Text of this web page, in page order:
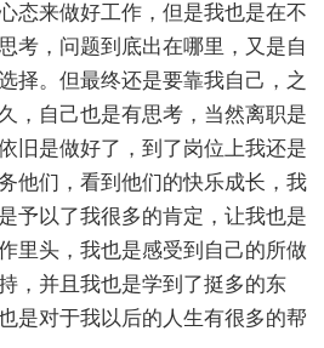
态来做好工作，但是我也是在不
考，问题到底出在哪里，又是自
择。但最终还是要靠我自己，之
，自己也是有思考，当然离职是
旧是做好了，到了岗位上我还是
他们，看到他们的快乐成长，我
予以了我很多的肯定，让我也是
里头，我也是感受到自己的所做
，并且我也是学到了挺多的东
是对于我以后的人生有很多的帮